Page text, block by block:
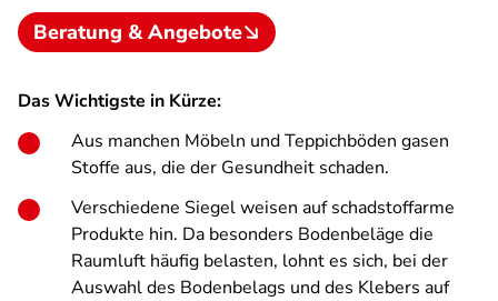
Beratung & Angebote
Das Wichtigste in Kürze:
Aus manchen Möbeln und Teppichböden gasen
Stoffe aus, die der Gesundheit schaden.
Verschiedene Siegel weisen auf schadstoffarme
Produkte hin. Da besonders Bodenbeläge die
Raumluft häufig belasten, lohnt es sich, bei der
Auswahl des Bodenbelags und des Klebers auf